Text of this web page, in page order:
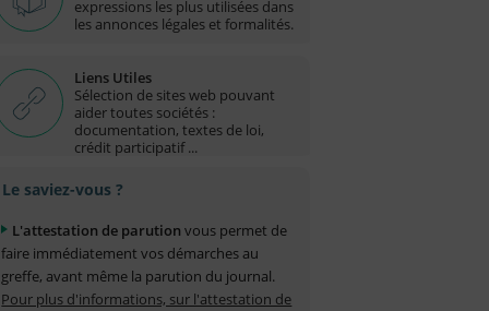
expressions les plus utilisées dans
les annonces légales et formalités.
Liens Utiles
Sélection de sites web pouvant
aider toutes sociétés :
documentation, textes de loi,
crédit participatif ...
Le saviez-vous ?
L'attestation de parution vous permet de
faire immédiatement vos démarches au
greffe, avant même la parution du journal.
Pour plus d'informations, sur l'attestation de